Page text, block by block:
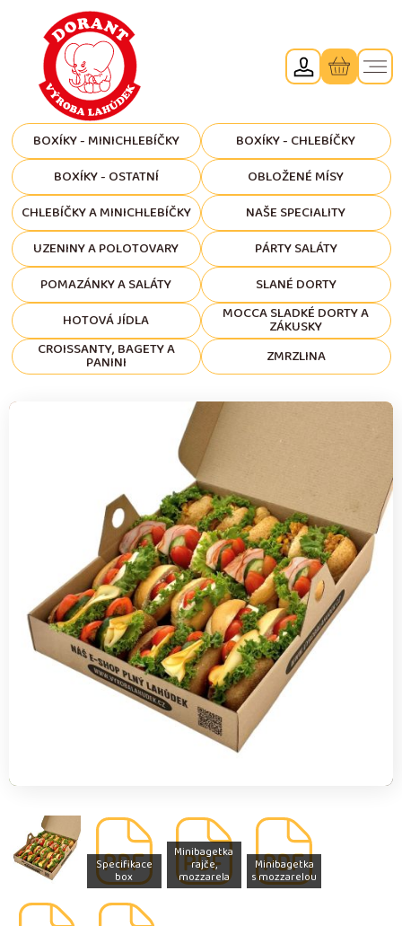
Specifikace
box
Minibagetka
rajče,
mozzarela
Minibagetka
s mozzarelou
BOXÍKY - MINICHLEBÍČKY
BOXÍKY - CHLEBÍČKY
BOXÍKY - OSTATNÍ
OBLOŽENÉ MÍSY
CHLEBÍČKY A MINICHLEBÍČKY
NAŠE SPECIALITY
UZENINY A POLOTOVARY
PÁRTY SALÁTY
POMAZÁNKY A SALÁTY
SLANÉ DORTY
HOTOVÁ JÍDLA
MOCCA SLADKÉ DORTY A
ZÁKUSKY
CROISSANTY, BAGETY A
PANINI ZMRZLINA